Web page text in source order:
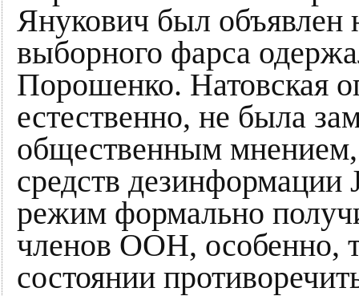
Янукович был
выборного фарса
Порошенко. Натовская
естественно, не была
общественным
средств
режим формально
членов ООН, особенно,
состоянии